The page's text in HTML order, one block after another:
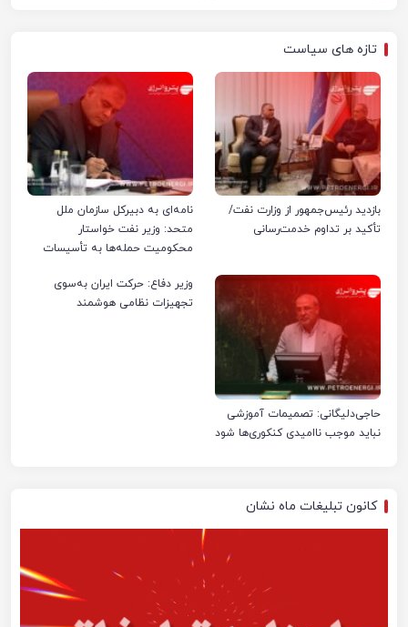
تازه های سیاست
بازدید رئیس‌جمهور از وزارت نفت/
تأکید بر تداوم خدمت‌رسانی
نامه‌ای به دبیرکل سازمان ملل
متحد: وزیر نفت خواستار
محکومیت حمله‌ها به تأسیسات
حاجی‌دلیگانی: تصمیمات آموزشی
نباید موجب ناامیدی کنکوری‌ها شود
وزیر دفاع: حرکت ایران به‌سوی
تجهیزات نظامی هوشمند
کانون تبلیغات ماه نشان